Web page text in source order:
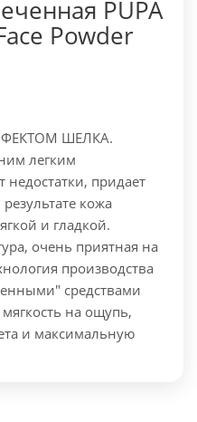
PUPA
Powder
ШЕЛКА.
легким
придает
кожа
и гладкой.
очень приятная на
производства
средствами
на ощупь,
и максимальную